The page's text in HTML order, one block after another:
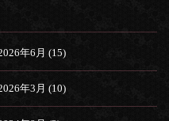
年6月 (15)
年3月 (10)